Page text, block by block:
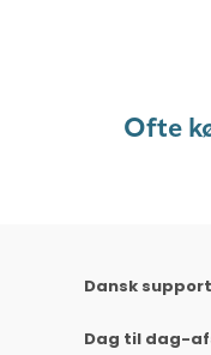
Ofte
Dansk
Dag til dag-